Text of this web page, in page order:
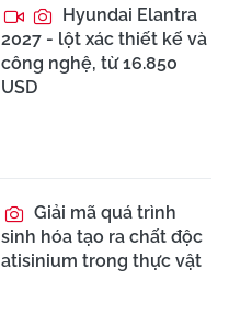
Hyundai Elantra
2027 - lột xác thiết kế và
công nghệ, từ 16.850
USD
Giải mã quá trình
sinh hóa tạo ra chất độc
atisinium trong thực vật